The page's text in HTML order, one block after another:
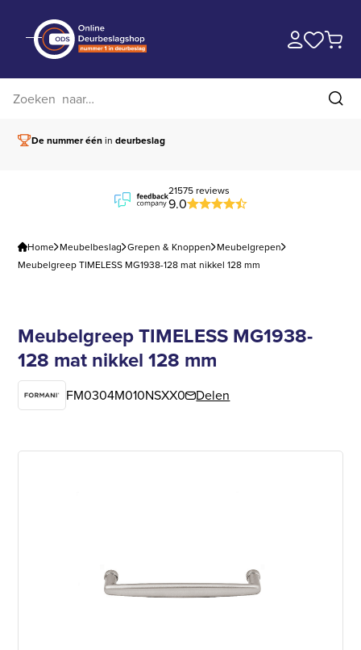
De nummer éénindeurbeslag
21575 reviews
9.0
Home Meubelbeslag Grepen & Knoppen Meubelgrepen
Meubelgreep TIMELESS MG1938-128 mat nikkel 128 mm
Meubelgreep TIMELESS MG1938-
128 mat nikkel 128 mm
FM0304M010NSXX0 Delen